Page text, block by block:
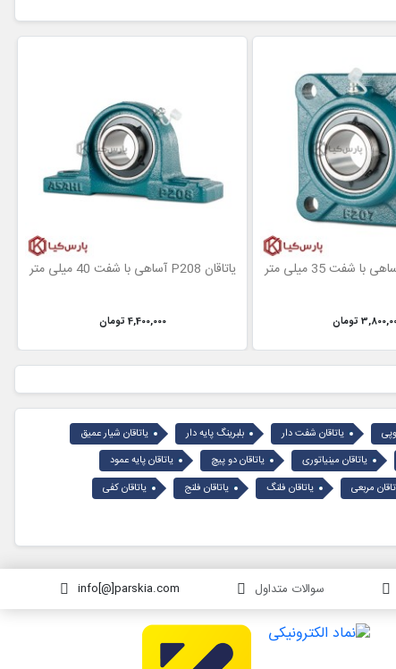
تومان
یاتاقان P208 آساهی با شفت 40 میلی متر
4,400,000 تومان
یاتاقان شفت دار بلبرینگ پایه دار
یاتاقان شیار عمیق
یاتاقان مینیاتوری یاتاقان دو پیچ
یاتاقان پایه عمود
مربعی یاتاقان فلنگ یاتاقان فلنج
یاتاقان کفی
info[@]parskia.com سوالات متداول